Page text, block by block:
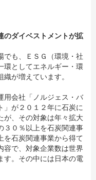
のダイベストメントが拡
も、ＥＳＧ（環境・社
環としてエネルギー・環
が増えています。
会社「ノルジェス・バ
」が２０１２年に石炭に
が、その対象は年々拡大
３０％以上を石炭関連事
を石炭関連事業から得て
容で、対象企業数は世界
す。その中には日本の電